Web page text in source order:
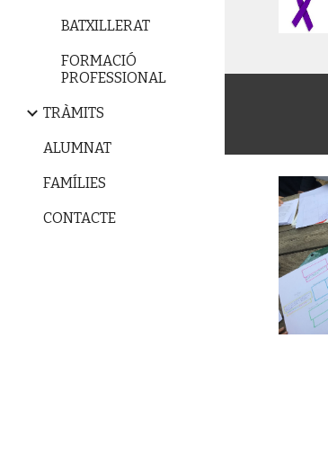
BATXILLERAT
FORMACIÓ
PROFESSIONAL
TRÀMITS
ALUMNAT
FAMÍLIES
CONTACTE